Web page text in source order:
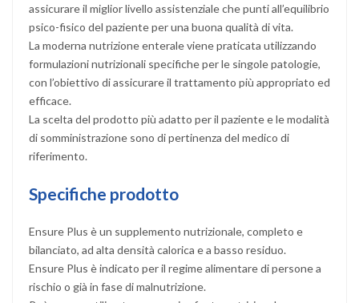
assicurare il miglior livello assistenziale che punti all’equilibrio
psico-fisico del paziente per una buona qualità di vita.
La moderna nutrizione enterale viene praticata utilizzando
formulazioni nutrizionali specifiche per le singole patologie,
con l’obiettivo di assicurare il trattamento più appropriato ed
efficace.
La scelta del prodotto più adatto per il paziente e le modalità
di somministrazione sono di pertinenza del medico di
riferimento.
Specifiche prodotto
Ensure Plus è un supplemento nutrizionale, completo e
bilanciato, ad alta densità calorica e a basso residuo.
Ensure Plus è indicato per il regime alimentare di persone a
rischio o già in fase di malnutrizione.